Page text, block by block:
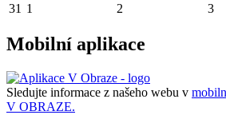
31 1 2 3
Mobilní aplikace
Sledujte informace z našeho webu v
V OBRAZE.